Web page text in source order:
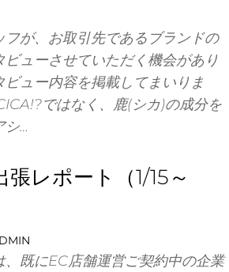
フが、お取引先であるブランドの
ビューさせていただく機会があり
ビュー内容を掲載してまいりま
ではなく、鹿(シカ)の成分を
シ…
張レポート（1/15～
、既にEC店舗運営ご契約中の企業